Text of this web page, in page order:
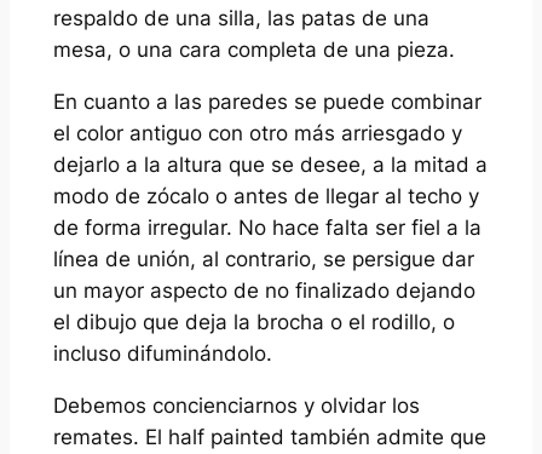
respaldo de una silla, las patas de una
mesa, o una cara completa de una pieza.
En cuanto a las paredes se puede combinar
el color antiguo con otro más arriesgado y
dejarlo a la altura que se desee, a la mitad a
modo de zócalo o antes de llegar al techo y
de forma irregular. No hace falta ser fiel a la
línea de unión, al contrario, se persigue dar
un mayor aspecto de no finalizado dejando
el dibujo que deja la brocha o el rodillo, o
incluso difuminándolo.
Debemos concienciarnos y olvidar los
remates. El half painted también admite que